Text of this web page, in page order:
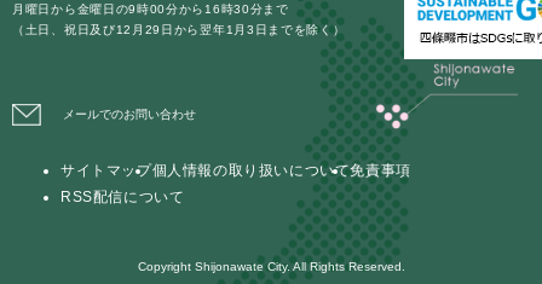
月曜日から金曜日の9時00分から16時30分まで
（土日、祝日及び12月29日から翌年1月3日までを除く）
メールでのお問い合わせ
サイトマップ個人情報の取り扱いについて免責事項
RSS配信について
Copyright Shijonawate City. All Rights Reserved.